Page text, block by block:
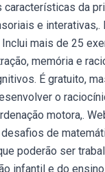
características da
e interativas,.
Inclui mais de 25
memória e
É gratuito,
o
motora,.
de
poderão ser
infantil e do